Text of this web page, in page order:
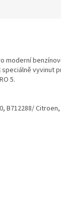
moderní
vyvinut
5.
B712288/